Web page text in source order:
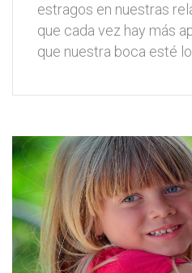
estragos en nuestras
que cada vez hay más
que nuestra boca esté